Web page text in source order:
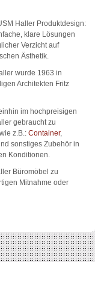
Haller Produktdesign:
klare Lösungen
Verzicht auf
Ästhetik.
wurde 1963 in
Architekten Fritz
im hochpreisigen
gebraucht zu
z.B.: Container,
sonstiges Zubehör in
Konditionen.
Büromöbel zu
Mitnahme oder